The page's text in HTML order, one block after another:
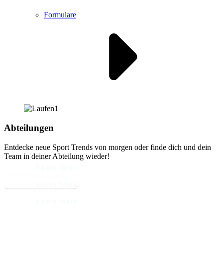
Formulare
Abteilungen
Entdecke neue Sport Trends von morgen oder finde dich und dein
Team in deiner Abteilung wieder!